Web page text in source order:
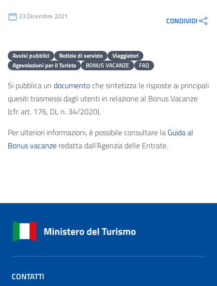
23 Dicembre 2021 CONDIVIDI
Avvisi pubblici Notizie di servizio
Viaggiatori
Agevolazioni per il Turista
BONUS VACANZE FAQ
Si pubblica un documento che sintetizza le risposte ai principali
quesiti trasmessi dagli utenti in relazione al Bonus Vacanze
(cfr. art. 176, DL n. 34/2020).
Per ulteriori informazioni, è possibile consultare la Guida al
Bonus vacanze redatta dall’Agenzia delle Entrate.
CONTATTI